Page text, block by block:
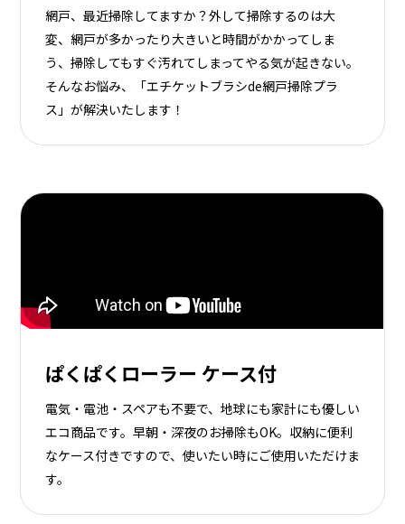
網戸、最近掃除してますか？外して掃除するのは大
変、網戸が多かったり大きいと時間がかかってしま
う、掃除してもすぐ汚れてしまってやる気が起きない。
そんなお悩み、「エチケットブラシde網戸掃除プラ
ス」が解決いたします！
ぱくぱくローラー ケース付
電気・電池・スペアも不要で、地球にも家計にも優しい
エコ商品です。早朝・深夜のお掃除もOK。収納に便利
なケース付きですので、使いたい時にご使用いただけま
す。